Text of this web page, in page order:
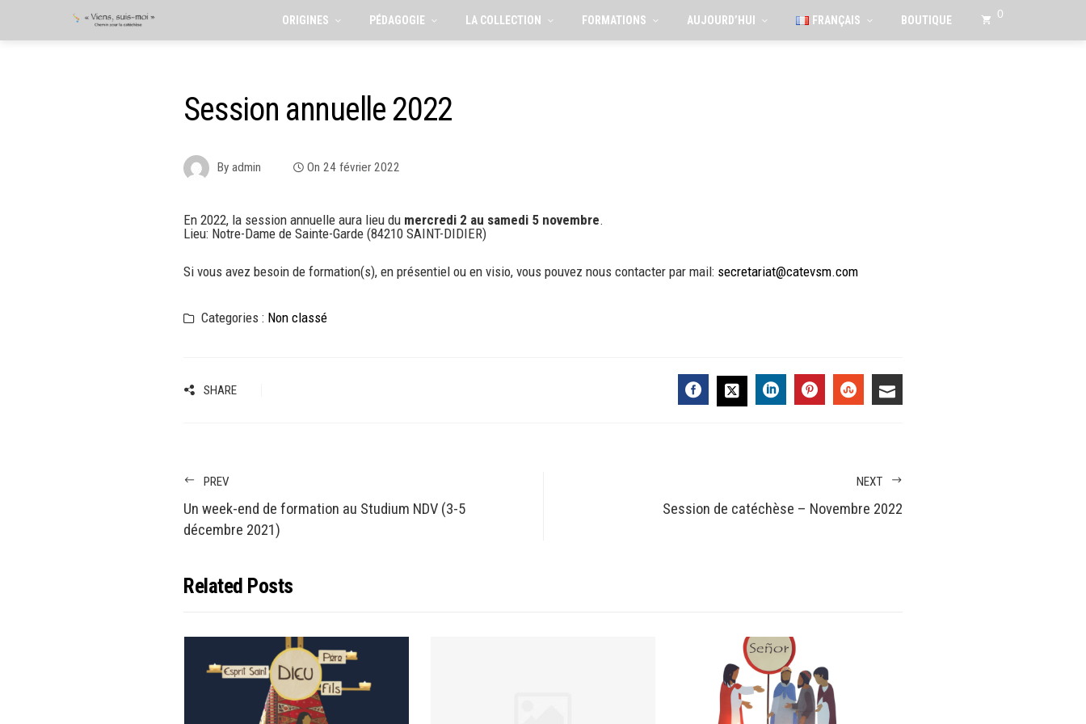
ORIGINES PÉDAGOGIE LA COLLECTION FORMATIONS AUJOURD’HUI FRANÇAIS BOUTIQUE 0
Session annuelle 2022
Byadmin On24 février 2022
En 2022, la session annuelle aura lieu du mercredi 2 au samedi 5 novembre.
Lieu: Notre-Dame de Sainte-Garde (84210 SAINT-DIDIER)
Si vous avez besoin de formation(s), en présentiel ou en visio, vous pouvez nous contacter par mail: secretariat@catevsm.com
Categories : Non classé
SHARE
PREV
Un week-end de formation au Studium NDV (3-5
décembre 2021)
NEXT
Session de catéchèse – Novembre 2022
Related Posts